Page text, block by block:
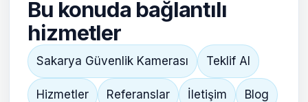
Bu konuda bağlantılı
hizmetler
Sakarya Güvenlik Kamerası Teklif Al
Hizmetler Referanslar İletişim Blog